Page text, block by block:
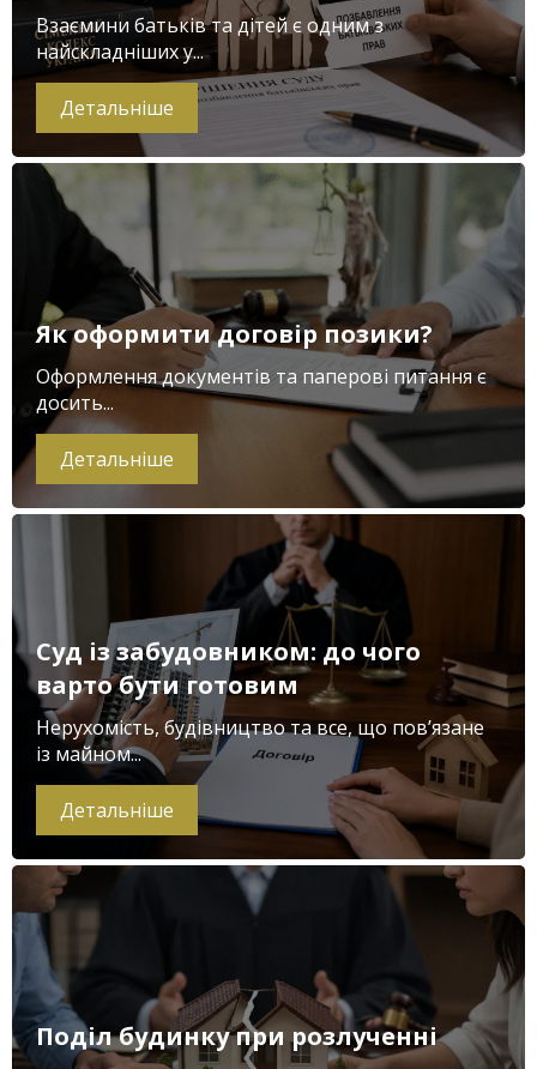
Взаємини батьків та дітей є одним з
найскладніших у...
Детальніше
Як оформити договір позики?
Оформлення документів та паперові питання є
досить...
Детальніше
Суд із забудовником: до чого
варто бути готовим
Нерухомість, будівництво та все, що пов’язане
із майном...
Детальніше
Поділ будинку при розлученні